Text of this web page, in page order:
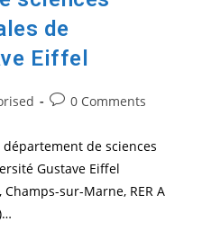
de
Eiffel
Post0 Comments
de sciences
Gustave Eiffel
sur-Marne, RER A